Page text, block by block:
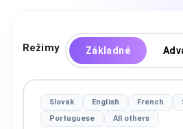
Režimy Základné
Slovak English French
Portuguese
All others